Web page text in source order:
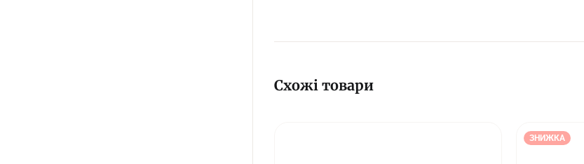
Схожі товари
ЗНИЖКА